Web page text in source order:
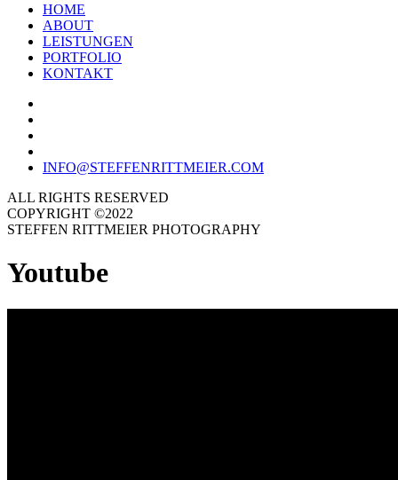
HOME
ABOUT
LEISTUNGEN
PORTFOLIO
KONTAKT
INFO@STEFFENRITTMEIER.COM
ALL RIGHTS RESERVED
COPYRIGHT ©2022
STEFFEN RITTMEIER PHOTOGRAPHY
Youtube